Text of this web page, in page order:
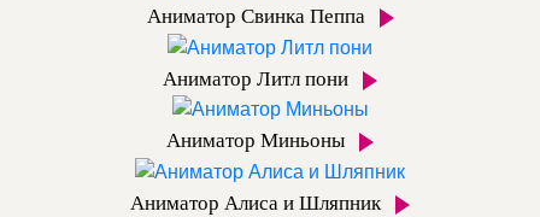
Аниматор Свинка Пеппа
Аниматор Литл пони
Аниматор Миньоны
Аниматор Алиса и Шляпник